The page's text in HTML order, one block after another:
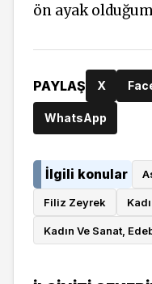
ön ayak
PAYLAŞ X
WhatsApp
İlgili konular
Filiz Zeyrek
Kadın Ve Sanat,